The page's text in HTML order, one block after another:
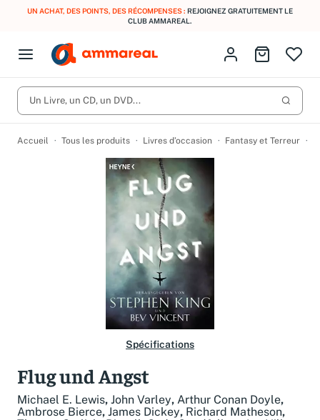
UN ACHAT, DES POINTS, DES RÉCOMPENSES : REJOIGNEZ GRATUITEMENT LE
CLUB AMMAREAL.
Open menu
Fermer le menu
CD d'occasion
Vinyles d'occasion
Nos engagements
Produits Catégories
Vous n'avez pas trouvé l'article que vous cherchiez ?
Activez les notifications dans votre compte pour être alerté dès
qu'il est en stock.
Créer une alerte
Identifiez-vous
Aller au
Un Livre, un CD, un DVD...
Accueil Tous les produits Livres d’occasion Fantasy et Terreur
Spécifications
Flug und Angst
Michael E. Lewis, John Varley, Arthur Conan Doyle,
Ambrose Bierce, James Dickey, Richard Matheson,